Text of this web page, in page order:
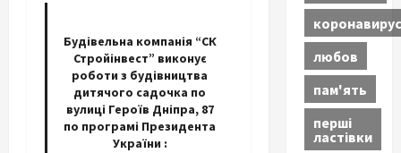
Будівельна компанія “СК
Стройінвест” виконує
роботи з будівництва
дитячого садочка по
вулиці Героїв Дніпра, 87
по програмі Президента
України :
коронавирус
любов
пам'ять
перші
ластівки